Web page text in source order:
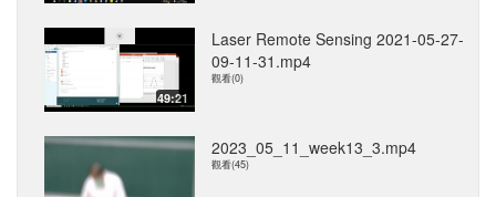
49:21
Laser Remote Sensing 2021-05-27-
09-11-31.mp4
觀看(0)
2023_05_11_week13_3.mp4
觀看(45)